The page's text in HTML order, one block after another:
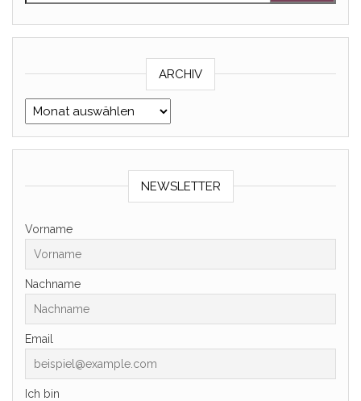
ARCHIV
Archiv
NEWSLETTER
Vorname
Nachname
Email
Ich bin